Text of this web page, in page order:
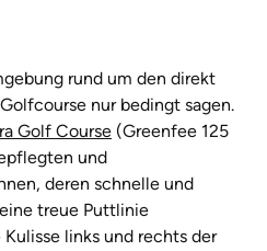
rund um den direkt
nur bedingt sagen.
Golf Course (Greenfee 125
und
deren schnelle und
treue Puttlinie
links und rechts der